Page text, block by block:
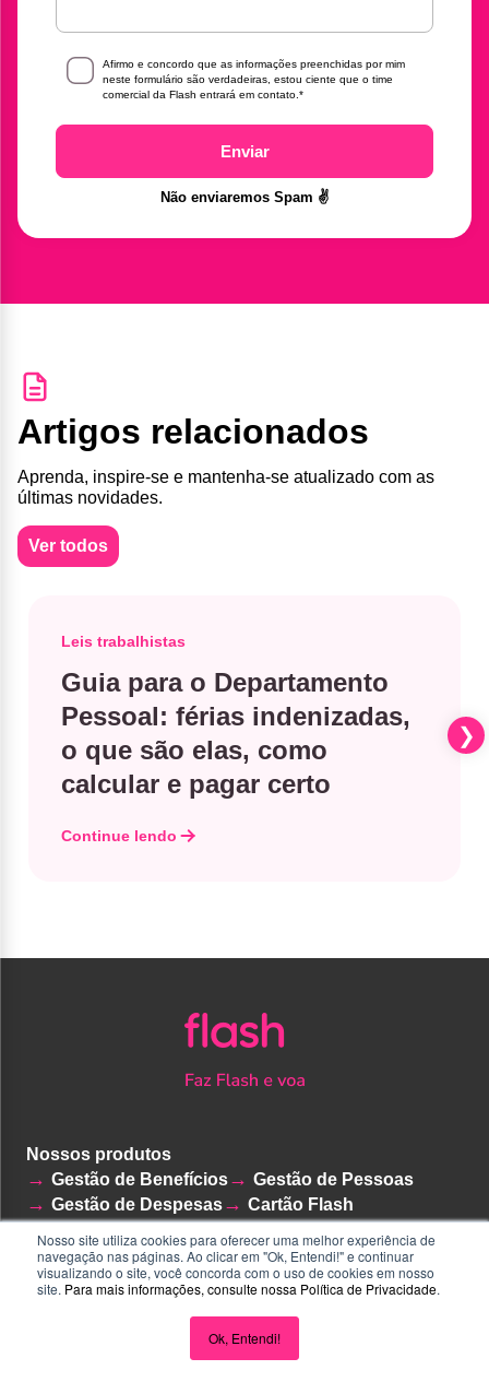
Nosso site utiliza cookies para oferecer uma melhor experiência de
navegação nas páginas. Ao clicar em "Ok, Entendi!" e continuar
visualizando o site, você concorda com o uso de cookies em nosso
site. Para mais informações, consulte nossa Política de Privacidade.
Ok, Entendi!
Afirmo e concordo que as informações preenchidas por mim
neste formulário são verdadeiras, estou ciente que o time
comercial da Flash entrará em contato. *
Enviar
Não enviaremos Spam ✌️
Artigos relacionados
Aprenda, inspire-se e mantenha-se atualizado com as
últimas novidades.
Ver todos
Leis trabalhistas
Guia para o Departamento
Pessoal: férias indenizadas,
o que são elas, como
calcular e pagar certo
Continue lendo
Nossos produtos
Gestão de Benefícios
Gestão de Pessoas
Gestão de Despesas
Cartão Flash
Conheça a Flash